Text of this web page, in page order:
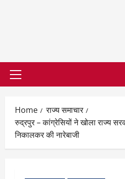
Primary
Home
राज्य समाचार
रुद्रपुर – कांग्रेसियों ने खोला राज्य
निकालकर की नारेबाजी